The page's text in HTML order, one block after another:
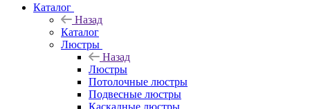
Каталог
Назад
Каталог
Люстры
Назад
Люстры
Потолочные люстры
Подвесные люстры
Каскадные люстры